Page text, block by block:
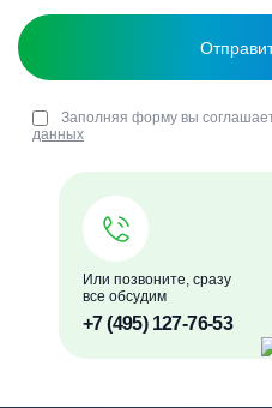
Или позвоните, сразу
все обсудим
+7 (495) 127-76-53
Заполняя форму вы
данных